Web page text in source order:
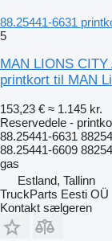
88.25441-6631
5
MAN LIONS
printkort til MAN
153,23 € ≈ 1.145 kr.
Reservedele -
88.25441-6631
88.25441-6609
gas
Estland, Tallinn
TruckParts Eesti OÜ
Kontakt sælgeren